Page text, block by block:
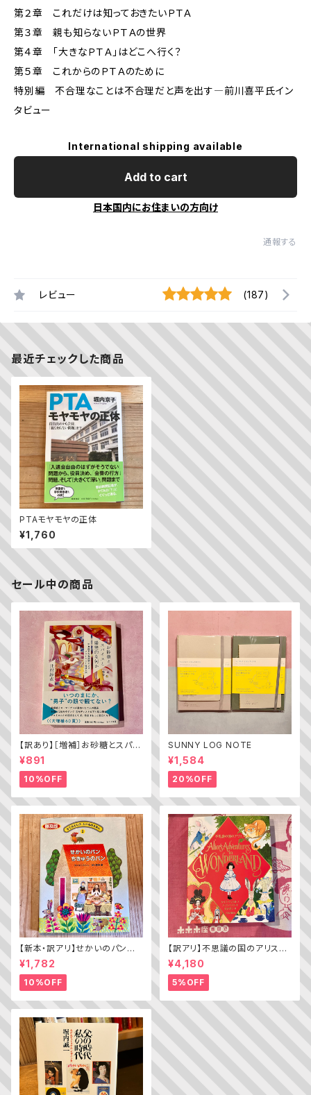
第２章 これだけは知っておきたいＰＴＡ
第３章 親も知らないＰＴＡの世界
第４章 「大きなＰＴＡ」はどこへ行く？
第５章 これからのＰＴＡのために
特別編 不合理なことは不合理だと声を出す―前川喜平氏イン
タビュー
International shipping available
Add to cart
日本国内にお住まいの方向け
通報する
レビュー (187)
最近チェックした商品
PTAモヤモヤの正体
¥1,760
セール中の商品
【訳あり】［増補］お砂糖とスパイ
スと爆発的な何か ——不真面
目な批評家によるフェミニスト批
評入門
¥891
10%OFF
SUNNY LOG NOTE
¥1,584
20%OFF
【新本・訳アリ】せかいのパン
ちきゅうのパン（普及版 かこさ
¥1,782
10%OFF
【訳アリ】不思議の国のアリス（A
lice’s Adventures in WOND
ERLAND）
¥4,180
5%OFF